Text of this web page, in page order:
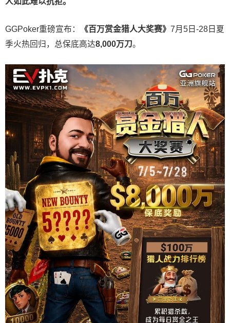
GGPoker重磅宣布： 《百万赏金猎人大奖赛》 7月5日-28日夏
季火热回归，总保底高达8,000万刀。